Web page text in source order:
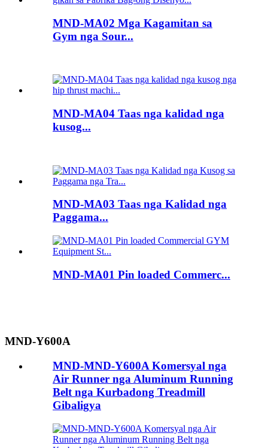
MND-MA02 Mga Kagamitan sa
Gym nga Sour...
MND-MA04 Taas nga kalidad nga
kusog...
MND-MA03 Taas nga Kalidad nga
Paggama...
MND-MA01 Pin loaded Commerc...
MND-Y600A
MND-MND-Y600A Komersyal nga
Air Runner nga Aluminum Running
Belt nga Kurbadong Treadmill
Gibaligya